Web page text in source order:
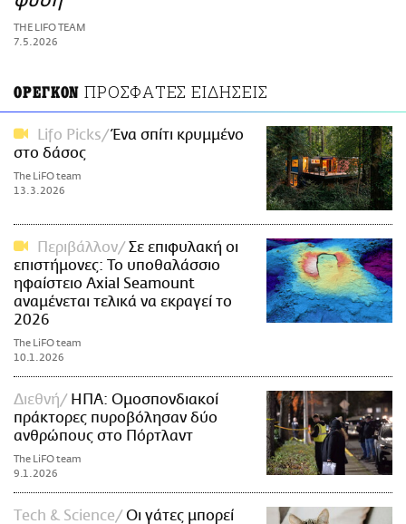
ΑΜΠΑ
PRINT
THE LIFO TEAM
7.5.2026
ΟΡΕΓΚΟΝ ΠΡΟΣΦΑΤΕΣ ΕΙΔΗΣΕΙΣ
Lifo Picks
Ένα σπίτι κρυμμένο
στο δάσος
The LiFO team
13.3.2026
Περιβάλλον
Σε επιφυλακή οι
επιστήμονες: Το υποθαλάσσιο
ηφαίστειο Axial Seamount
αναμένεται τελικά να εκραγεί το
2026
The LiFO team
10.1.2026
Διεθνή
ΗΠΑ: Ομοσπονδιακοί
πράκτορες πυροβόλησαν δύο
ανθρώπους στο Πόρτλαντ
The LiFO team
9.1.2026
Τech & Science
Οι γάτες μπορεί